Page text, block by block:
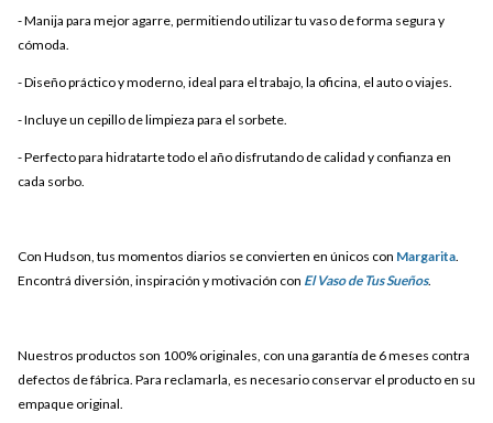
- Manija para mejor agarre, permitiendo utilizar tu vaso de forma segura y
cómoda.
- Diseño práctico y moderno, ideal para el trabajo, la oficina, el auto o viajes.
- Incluye un cepillo de limpieza para el sorbete.
- Perfecto para hidratarte todo el año disfrutando de calidad y confianza en
cada sorbo.
Con Hudson, tus momentos diarios se convierten en únicos con Margarita.
Encontrá diversión, inspiración y motivación con El Vaso de Tus Sueños.
Nuestros productos son 100% originales, con una garantía de 6 meses contra
defectos de fábrica. Para reclamarla, es necesario conservar el producto en su
empaque original.